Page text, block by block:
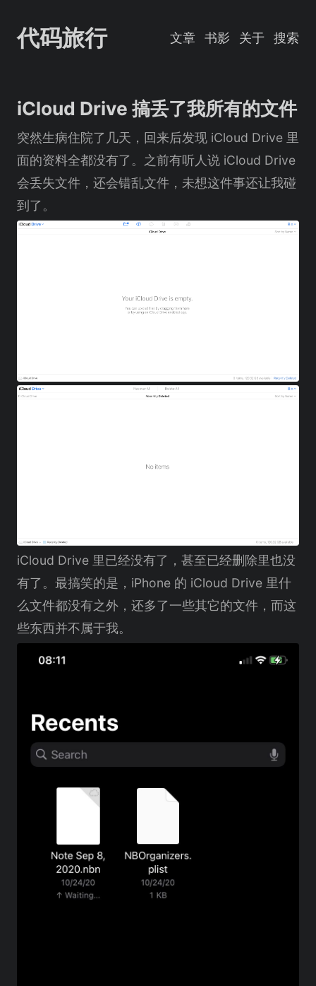
代码旅行 文章 书影 关于 搜索
iCloud Drive 搞丢了我所有的文件
突然生病住院了几天，回来后发现 iCloud Drive 里
面的资料全都没有了。之前有听人说 iCloud Drive
会丢失文件，还会错乱文件，未想这件事还让我碰
到了。
iCloud Drive 里已经没有了，甚至已经删除里也没
有了。最搞笑的是，iPhone 的 iCloud Drive 里什
么文件都没有之外，还多了一些其它的文件，而这
些东西并不属于我。